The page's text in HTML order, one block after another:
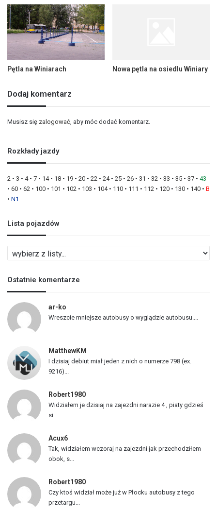
Pętla na Winiarach Nowa pętla na osiedlu Winiary
Dodaj komentarz
Musisz się zalogować , aby móc dodać komentarz.
Rozkłady jazdy
2 • 3 • 4• 7 • 14• 18 • 19 • 20 • 22 • 24• 25 • 26 • 31 • 32 • 33 • 35 • 37 • 43
• 60 • 62 • 100 • 101 • 102 • 103 • 104• 110 • 111 • 112 • 120 • 130 • 140 • B
• N1
Lista pojazdów
i
t
a
o
j
w
Ostatnie komentarze
ar-ko
Wreszcie mniejsze autobusy o wyglądzie autobusu....
MatthewKM
I dzisiaj debiut miał jeden z nich o numerze 798 (ex.
9216)...
Robert1980
Widziałem je dzisiaj na zajezdni narazie 4 , piaty gdzieś
si...
Acux6
Tak, widziałem wczoraj na zajezdni jak przechodziłem
obok, s...
Robert1980
Czy ktoś widział może już w Płocku autobusy z tego
przetargu...